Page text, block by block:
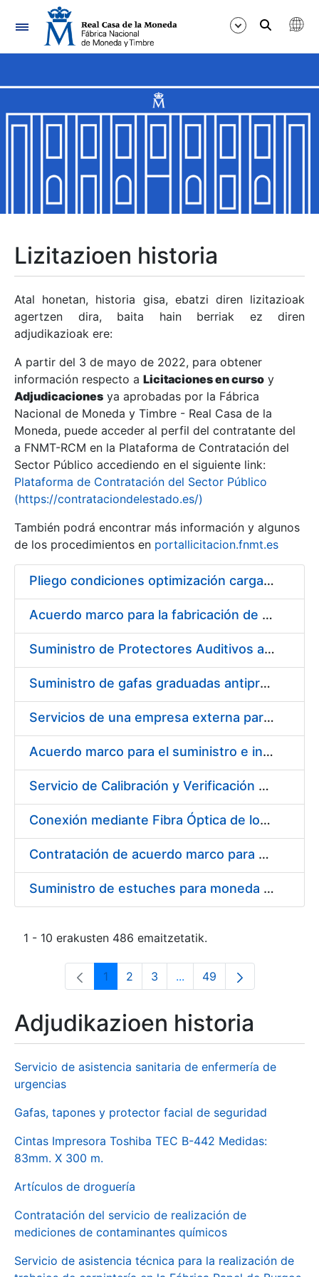
Nabigazioa
Erakutsi/Ezkutatu
Erakutsi/Ezkutatu
Erakutsi/Ezkutatu
Erakutsi/Ezkutatu
Erakutsi/Ezkutatu
Erakutsi/Ezkutatu
Erakutsi/Ezkutatu
Erakutsi/Ezkutatu
Lizitazioen historia
Atal honetan, historia gisa, ebatzi diren lizitazioak
agertzen dira, baita hain berriak ez diren
adjudikazioak ere:
A partir del 3 de mayo de 2022, para obtener
información respecto a Licitaciones en curso y
Adjudicaciones ya aprobadas por la Fábrica
Nacional de Moneda y Timbre - Real Casa de la
Moneda, puede acceder al perfil del contratante del
a FNMT-RCM en la Plataforma de Contratación del
Sector Público accediendo en el siguiente link:
Plataforma de Contratación del Sector Público
(https://contrataciondelestado.es/)
También podrá encontrar más información y algunos
de los procedimientos en portallicitacion.fnmt.es
Pliego condiciones optimización cargas compras firmado
Acuerdo marco para la fabricación de piezas
Suministro de Protectores Auditivos a medida para las personas trabajadoras de los Centros de Trabajo de Madrid y Burgos
Suministro de gafas graduadas antiproyecciones para los trabajadores de la FNMT-RCM en los centros de trabajo de Madrid y Burgos
Servicios de una empresa externa para el asesoramiento y resolución de los recursos de alzada que se presentan relacionados con procesos de selección para la FNMT-RCM
Acuerdo marco para el suministro e instalación de persianas, estores y otros complementos
Servicio de Calibración y Verificación Externa de los Equipos de Medición del Servicio de Prevención de la FNMT-RCM
Conexión mediante Fibra Óptica de los Centros de Proceso de Datos (CPDs) de las sedes de la FNMT-RCM de Burgos y Madrid
Contratación de acuerdo marco para el Suministro de Material de Electricidad para la Fábrica Nacional de Moneda y Timbre-Real Casa de la Moneda en su centro de trabajo de Burgos
Suministro de estuches para moneda de 30 €
1 - 10 erakusten 486 emaitzetatik.
Orrialdea
1 Orrialdea
2 Orrialdea
3 ...Intermediate Pages Use
Orrialdea
49
Adjudikazioen historia
Servicio de asistencia sanitaria de enfermería de
urgencias
Gafas, tapones y protector facial de seguridad
Cintas Impresora Toshiba TEC B-442 Medidas:
83mm. X 300 m.
Artículos de droguería
Contratación del servicio de realización de
mediciones de contaminantes químicos
Servicio de asistencia técnica para la realización de